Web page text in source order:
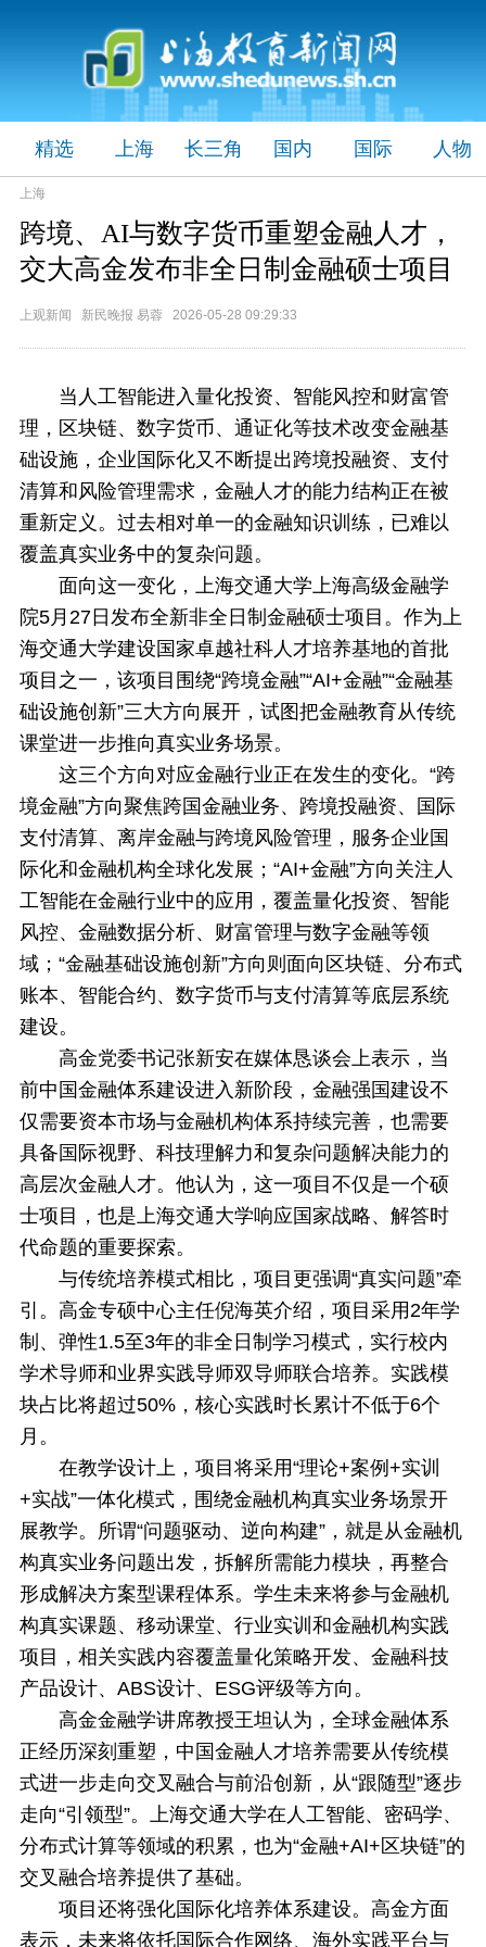
精选 上海 长三角 国内 国际 人物
上海
跨境、AI与数字货币重塑金融人才，
交大高金发布非全日制金融硕士项目
上观新闻 新民晚报 易蓉 2026-05-28 09:29:33
当人工智能进入量化投资、智能风控和财富管
理，区块链、数字货币、通证化等技术改变金融基
础设施，企业国际化又不断提出跨境投融资、支付
清算和风险管理需求，金融人才的能力结构正在被
重新定义。过去相对单一的金融知识训练，已难以
覆盖真实业务中的复杂问题。
面向这一变化，上海交通大学上海高级金融学
院5月27日发布全新非全日制金融硕士项目。作为上
海交通大学建设国家卓越社科人才培养基地的首批
项目之一，该项目围绕“跨境金融”“AI+金融”“金融基
础设施创新”三大方向展开，试图把金融教育从传统
课堂进一步推向真实业务场景。
这三个方向对应金融行业正在发生的变化。“跨
境金融”方向聚焦跨国金融业务、跨境投融资、国际
支付清算、离岸金融与跨境风险管理，服务企业国
际化和金融机构全球化发展；“AI+金融”方向关注人
工智能在金融行业中的应用，覆盖量化投资、智能
风控、金融数据分析、财富管理与数字金融等领
域；“金融基础设施创新”方向则面向区块链、分布式
账本、智能合约、数字货币与支付清算等底层系统
建设。
高金党委书记张新安在媒体恳谈会上表示，当
前中国金融体系建设进入新阶段，金融强国建设不
仅需要资本市场与金融机构体系持续完善，也需要
具备国际视野、科技理解力和复杂问题解决能力的
高层次金融人才。他认为，这一项目不仅是一个硕
士项目，也是上海交通大学响应国家战略、解答时
代命题的重要探索。
与传统培养模式相比，项目更强调“真实问题”牵
引。高金专硕中心主任倪海英介绍，项目采用2年学
制、弹性1.5至3年的非全日制学习模式，实行校内
学术导师和业界实践导师双导师联合培养。实践模
块占比将超过50%，核心实践时长累计不低于6个
月。
在教学设计上，项目将采用“理论+案例+实训
+实战”一体化模式，围绕金融机构真实业务场景开
展教学。所谓“问题驱动、逆向构建”，就是从金融机
构真实业务问题出发，拆解所需能力模块，再整合
形成解决方案型课程体系。学生未来将参与金融机
构真实课题、移动课堂、行业实训和金融机构实践
项目，相关实践内容覆盖量化策略开发、金融科技
产品设计、ABS设计、ESG评级等方向。
高金金融学讲席教授王坦认为，全球金融体系
正经历深刻重塑，中国金融人才培养需要从传统模
式进一步走向交叉融合与前沿创新，从“跟随型”逐步
走向“引领型”。上海交通大学在人工智能、密码学、
分布式计算等领域的积累，也为“金融+AI+区块链”的
交叉融合培养提供了基础。
项目还将强化国际化培养体系建设。高金方面
表示，未来将依托国际合作网络、海外实践平台与